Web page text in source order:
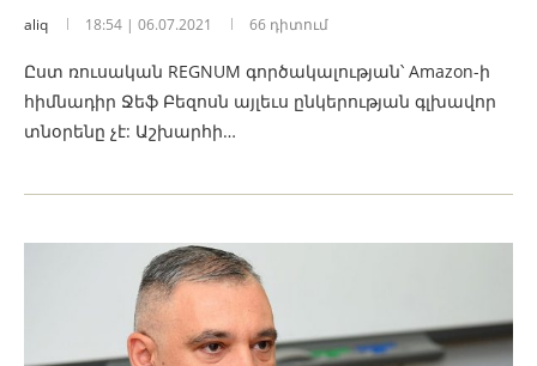
aliq 18:54 | 06.07.2021 66 դիտում
Ըստ ռուսական REGNUM գործակալության՝ Amazon-ի
հիմնադիր Ջեֆ Բեզոսն այլեւս ընկերության գլխավոր
տնօրենը չէ: Աշխարհի…